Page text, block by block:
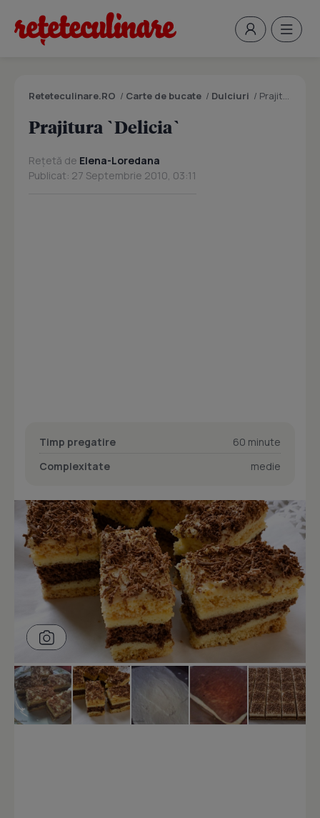
Reteteculinare.RO / Carte de bucate / Dulciuri / Prajitura `Delicia`
Prajitura `Delicia`
Rețetă de Elena-Loredana
Publicat: 27 Septembrie 2010, 03:11
Timp pregatire
60 minute
Complexitate
medie